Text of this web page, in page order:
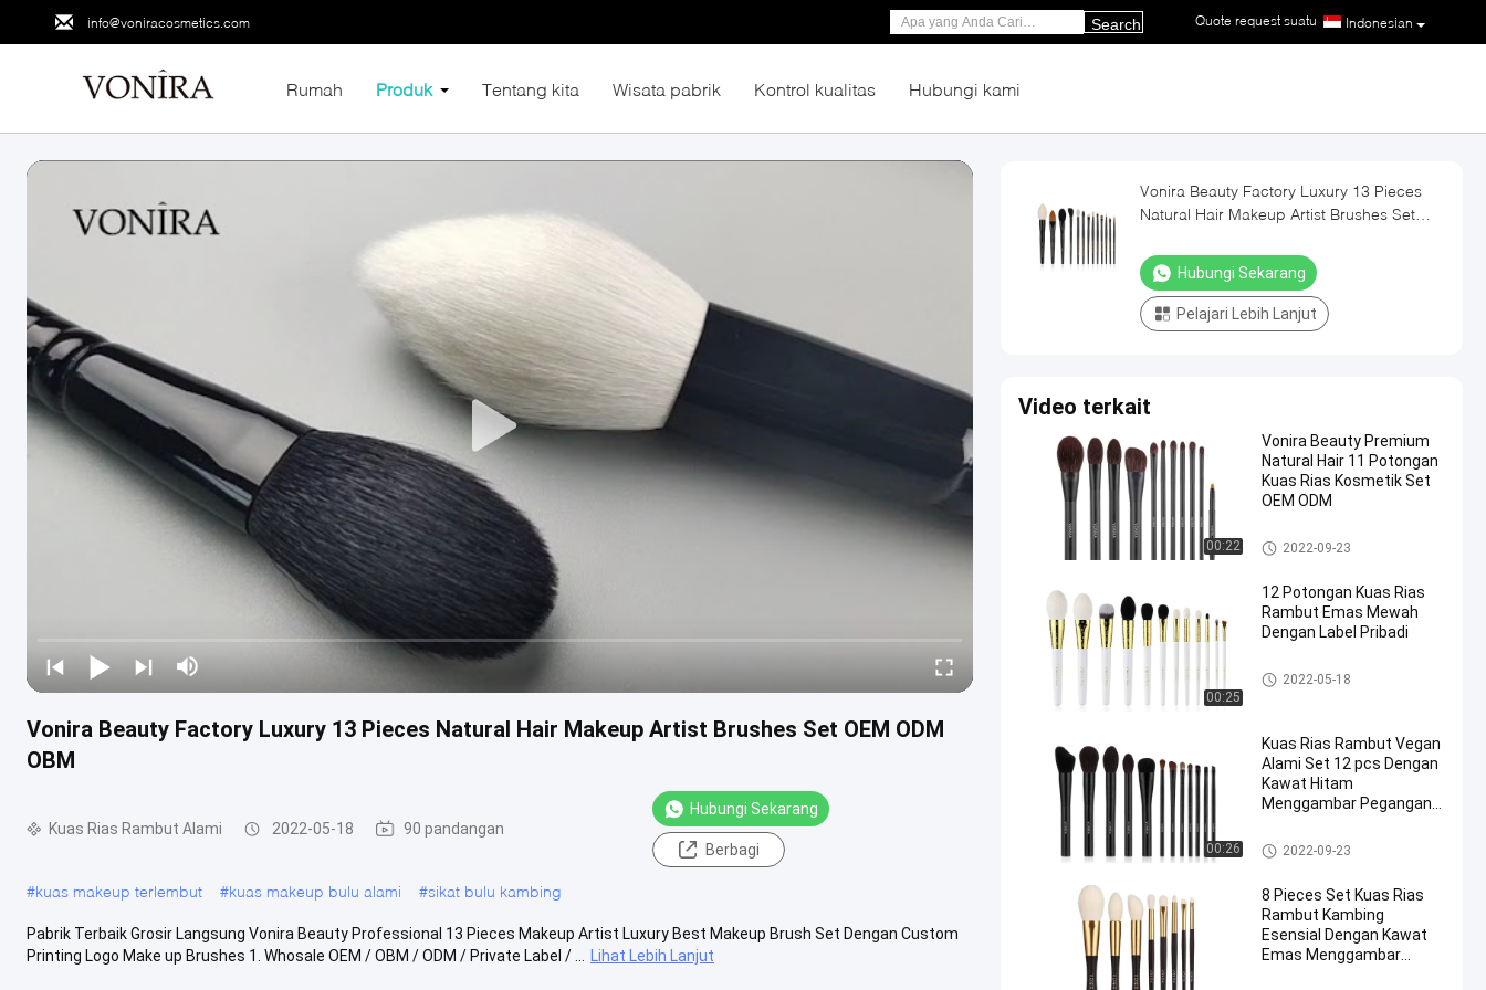
info@voniracosmetics.com Indonesian
Quote request suatu |
Search
Rumah Produk Tentang kita Wisata pabrik Kontrol kualitas Hubungi kami
Vonira Beauty Factory Luxury 13 Pieces Natural Hair Makeup Artist Brushes Set OEM ODM
OBM
Kuas Rias Rambut Alami 2022-05-18 90 pandangan
Hubungi Sekarang
Berbagi
#kuas makeup terlembut #kuas makeup bulu alami #sikat bulu kambing
Pabrik Terbaik Grosir Langsung Vonira Beauty Professional 13 Pieces Makeup Artist Luxury Best Makeup Brush Set Dengan Custom
Printing Logo Make up Brushes 1. Whosale OEM / OBM / ODM / Private Label / ...
Lihat Lebih Lanjut
Vonira Beauty Factory Luxury 13 Pieces
Natural Hair Makeup Artist Brushes Set
Hubungi Sekarang
Pelajari Lebih Lanjut
Video terkait
00:22
Vonira Beauty Premium
Natural Hair 11 Potongan
Kuas Rias Kosmetik Set
OEM ODM
Kuas Rias Rambut Alami
2022-09-23
00:25
12 Potongan Kuas Rias
Rambut Emas Mewah
Dengan Label Pribadi
Kuas Rias Rambut Alami
2022-05-18
00:26
Kuas Rias Rambut Vegan
Alami Set 12 pcs Dengan
Kawat Hitam
Menggambar Pegangan
Kuas Rias Rambut Alami
2022-09-23
8 Pieces Set Kuas Rias
Rambut Kambing
Esensial Dengan Kawat
Emas Menggambar